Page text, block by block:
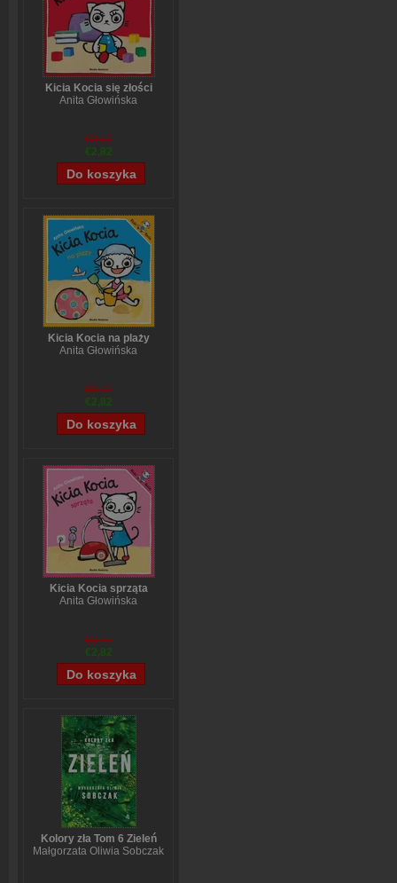
Kicia Kocia się złości
Anita Głowińska
€3,47
€2,82
Kicia Kocia na plaży
Anita Głowińska
€3,47
€2,82
Kicia Kocia sprząta
Anita Głowińska
€3,47
€2,82
Kolory zła Tom 6 Zieleń
Małgorzata Oliwia Sobczak